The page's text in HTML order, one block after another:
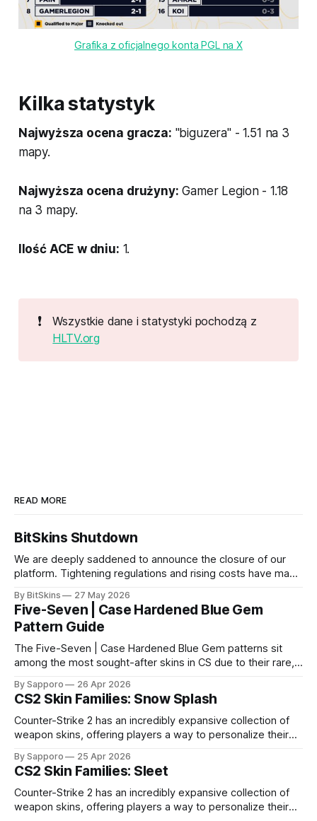
Grafika z oficjalnego konta PGL na X
Kilka statystyk
Najwyższa ocena gracza: "biguzera" - 1.51 na 3
mapy.
Najwyższa ocena drużyny: Gamer Legion - 1.18
na 3 mapy.
Ilość ACE w dniu: 1.
❗
Wszystkie dane i statystyki pochodzą z
HLTV.org
READ MORE
BitSkins Shutdown
We are deeply saddened to announce the closure of our
platform. Tightening regulations and rising costs have made
By BitSkins 27 May 2026
Five-Seven | Case Hardened Blue Gem
Pattern Guide
The Five-Seven | Case Hardened Blue Gem patterns sit
among the most sought-after skins in CS due to their rare,
especially because of their high blue percentage yet being
highly affordable. In 2025, top-tier Blue Gems, especially in
Factory New condition, have reached around
By Sapporo 26 Apr 2026
CS2 Skin Families: Snow Splash
Counter-Strike 2 has an incredibly expansive collection of
weapon skins, offering players a way to personalize their
selection, certain skin families have become iconic,
standing out due to their distinct aesthetics and recurring
presence across multiple weapons. From the sleek, comic-
book-inspired Neo-Noir
By Sapporo 25 Apr 2026
CS2 Skin Families: Sleet
Counter-Strike 2 has an incredibly expansive collection of
weapon skins, offering players a way to personalize their